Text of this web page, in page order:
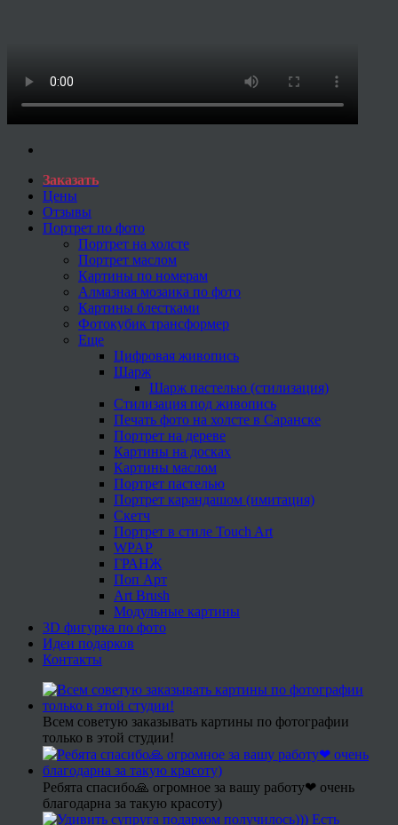
Заказать
Цены
Отзывы
Портрет по фото
Портрет на холсте
Портрет маслом
Картины по номерам
Алмазная мозаика по фото
Картины блестками
Фотокубик трансформер
Еще
Цифровая живопись
Шарж
Шарж пастелью (стилизация)
Стилизация под живопись
Печать фото на холсте в Саранске
Портрет на дереве
Картины на досках
Картины маслом
Портрет пастелью
Портрет карандашом (имитация)
Скетч
Портрет в стиле Touch Art
WPAP
ГРАНЖ
Поп Арт
Art Brush
Модульные картины
3D фигурка по фото
Идеи подарков
Контакты
Всем советую заказывать картины по фотографии
только в этой студии!
Ребята спасибо🙏 огромное за вашу работу❤ очень
благодарна за такую красоту)